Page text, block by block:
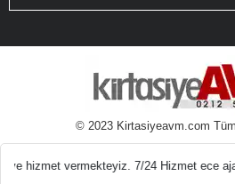
© 2023 Kirtasiyeavm.com Tüm
En